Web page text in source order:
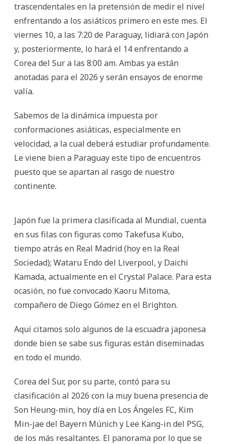
trascendentales en la pretensión de medir el nivel
enfrentando a los asiáticos primero en este mes. El
viernes 10, a las 7:20 de Paraguay, lidiará con Japón
y, posteriormente, lo hará el 14 enfrentando a
Corea del Sur a las 8:00 am. Ambas ya están
anotadas para el 2026 y serán ensayos de enorme
valía.
Sabemos de la dinámica impuesta por
conformaciones asiáticas, especialmente en
velocidad, a la cual deberá estudiar profundamente.
Le viene bien a Paraguay este tipo de encuentros
puesto que se apartan al rasgo de nuestro
continente.
Japón fue la primera clasificada al Mundial, cuenta
en sus filas con figuras como Takefusa Kubo,
tiempo atrás en Real Madrid (hoy en la Real
Sociedad); Wataru Endo del Liverpool, y Daichi
Kamada, actualmente en el Crystal Palace. Para esta
ocasión, no fue convocado Kaoru Mitoma,
compañero de Diego Gómez en el Brighton.
Aquí citamos solo algunos de la escuadra japonesa
donde bien se sabe sus figuras están diseminadas
en todo el mundo.
Corea del Sur, por su parte, contó para su
clasificación al 2026 con la muy buena presencia de
Son Heung-min, hoy día en Los Ángeles FC, Kim
Min-jae del Bayern Múnich y Lee Kang-in del PSG,
de los más resaltantes. El panorama por lo que se